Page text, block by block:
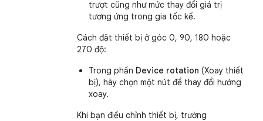
trượt cũng như mức thay đổi giá trị
tương ứng trong gia tốc kế.
Cách đặt thiết bị ở góc 0, 90, 180 hoặc
270 độ:
Trong phần Device rotation (Xoay thiết
bị), hãy chọn một nút để thay đổi hướng
xoay.
Khi bạn điều chỉnh thiết bị, trường